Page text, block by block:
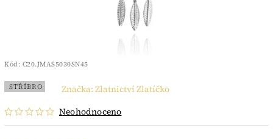
Kód: C20.JMAS5030SN45
STŘÍBRO
Neohodnoceno
Značka: Zlatnictví Zlatíčko